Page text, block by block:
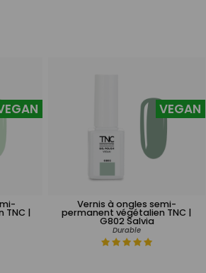
TNC |
Vernis à ongles semi-
permanent végétalien TNC |
G802 Salvia
Durable
VEGAN